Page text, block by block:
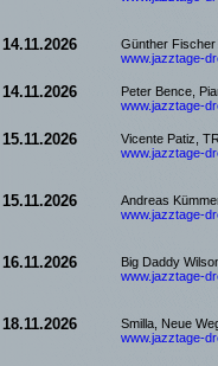
14.11.2026
Günther Fischer
www.jazztage-
14.11.2026
Peter Bence,
www.jazztage-
15.11.2026
Vicente Patiz,
www.jazztage-
15.11.2026
Andreas
www.jazztage-
16.11.2026
Big Daddy
www.jazztage-
18.11.2026
Smilla, Neue
www.jazztage-